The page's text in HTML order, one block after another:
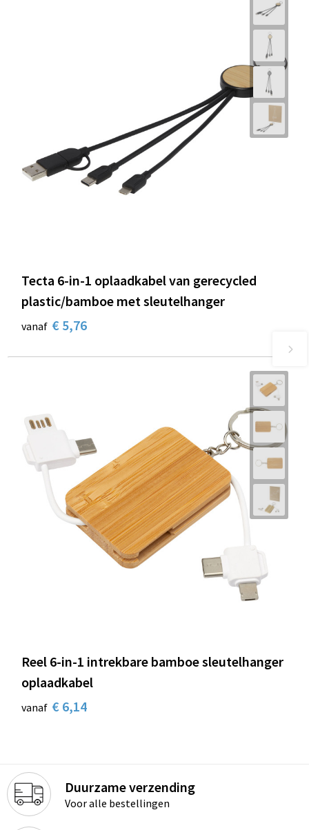
Tecta 6-in-1 oplaadkabel van gerecycled
plastic/bamboe met sleutelhanger
vanaf € 5,76
Reel 6-in-1 intrekbare bamboe sleutelhanger
oplaadkabel
vanaf € 6,14
Duurzame verzending
Voor alle bestellingen